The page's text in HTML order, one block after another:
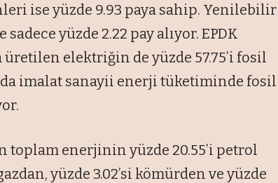
ise yüzde 9.93 paya sahip. Yenilebilir
yüzde 2.22 pay alıyor. EPDK
elektriğin de yüzde 57.75’i fosil
imalat sanayii enerji tüketiminde fosil
enerjinin yüzde 20.55’i petrol
yüzde 3.02’si kömürden ve yüzde